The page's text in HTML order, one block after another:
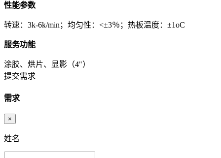
性能参数
转速：3k-6k/min；均匀性：<±3％；热板温度：±1oC
服务功能
涂胶、烘片、显影（4"）
提交需求
需求
×
姓名